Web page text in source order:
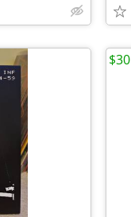
$30